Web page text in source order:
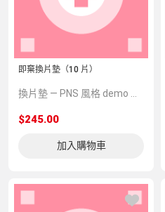
即棄換片墊（10 片）
$245.00
加入購物車